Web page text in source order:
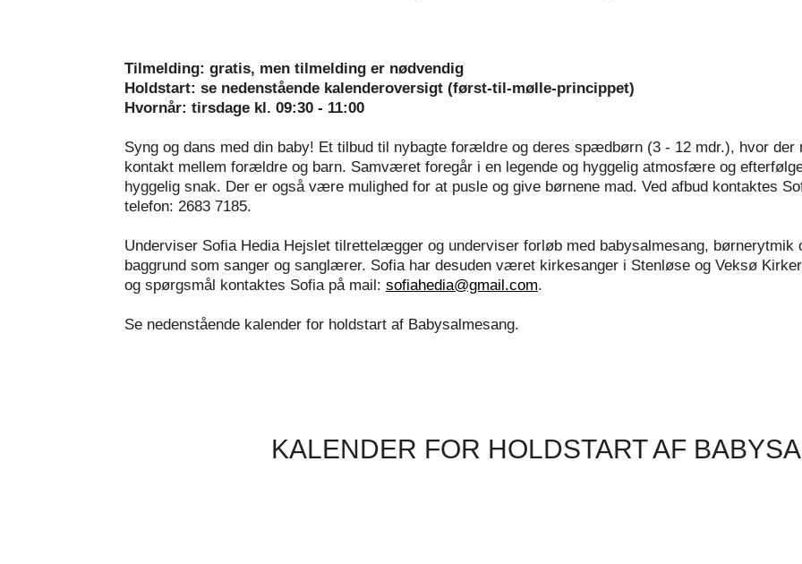
Tilmelding: gratis, men tilmelding er nødvendig
Holdstart: se nedenstående kalenderoversigt (først-til-mølle-princippet)
Hvornår: tirsdage kl. 09:30 - 11:00
Syng og dans med din baby! Et tilbud til nybagte forældre og deres spædbørn (3 - 12 mdr.), hvor
kontakt mellem forældre og barn. Samværet foregår i en legende og hyggelig atmosfære og
hyggelig snak. Der er også være mulighed for at pusle og give børnene mad. Ved afbud kontaktes
telefon: 2683 7185.
Underviser Sofia Hedia Hejslet tilrettelægger og underviser forløb med babysalmesang, børnerytmik
baggrund som sanger og sanglærer. Sofia har desuden været kirkesanger i Stenløse og Veksø
og spørgsmål kontaktes Sofia på mail: sofiahedia@gmail.com.
Se nedenstående kalender for holdstart af Babysalmesang.
KALENDER FOR HOLDSTART AF